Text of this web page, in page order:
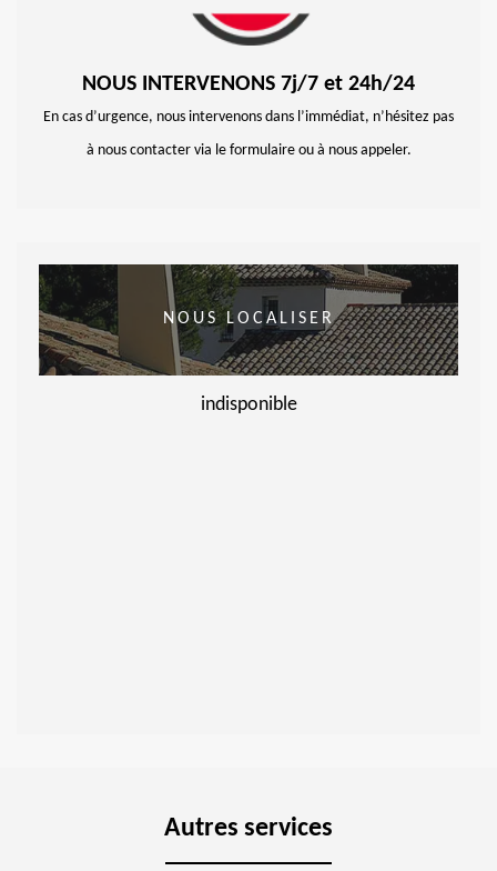
NOUS INTERVENONS 7j/7 et 24h/24
En cas d’urgence, nous intervenons dans l’immédiat, n’hésitez pas
à nous contacter via le formulaire ou à nous appeler.
NOUS LOCALISER
indisponible
Autres services